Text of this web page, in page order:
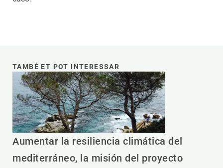
TAMBÉ ET POT INTERESSAR
Aumentar la resiliencia climática del
mediterráneo, la misión del proyecto